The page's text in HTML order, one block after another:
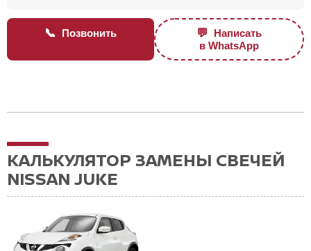
📞 Позвонить 💬 Написать
в WhatsApp
КАЛЬКУЛЯТОР ЗАМЕНЫ СВЕЧЕЙ
NISSAN JUKE